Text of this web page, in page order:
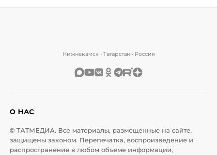
Нижнекамск • Татарстан • Россия
О НАС
© ТАТМЕДИА. Все материалы, размещенные на сайте,
защищены законом. Перепечатка, воспроизведение и
распространение в любом объеме информации,